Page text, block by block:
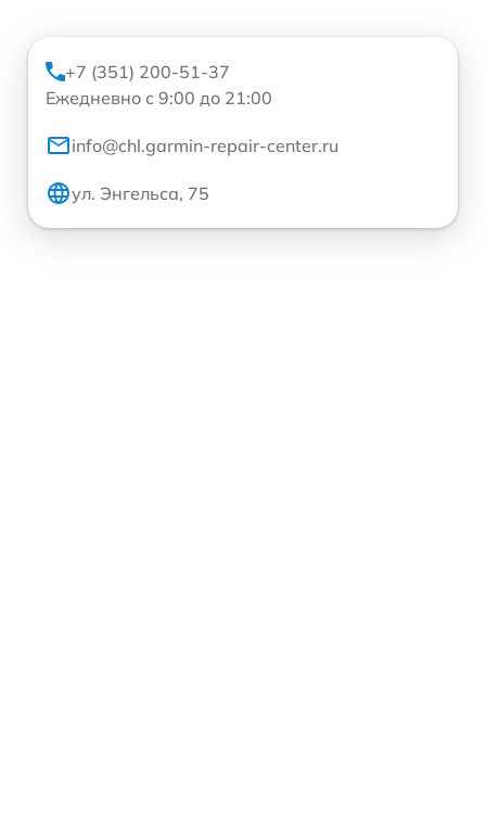
+7 (351) 200-51-37
Ежедневно с 9:00 до 21:00
info@chl.garmin-repair-center.ru
ул. Энгельса, 75